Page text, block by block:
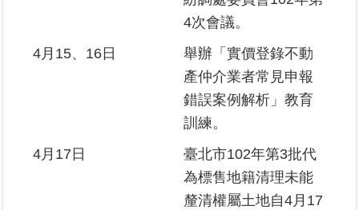
舉
4次會議。
4月15、16日
舉辦「實價登錄不動
產仲介業者常見申報
錯誤案例解析」教育
訓練。
4月17日
臺北市102年第3批代
為標售地籍清理未能
釐清權屬土地自4月17